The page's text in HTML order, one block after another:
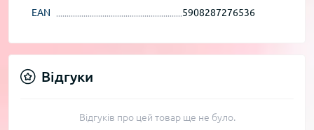
EAN 5908287276536
Відгуки
Відгуків про цей товар ще не було.